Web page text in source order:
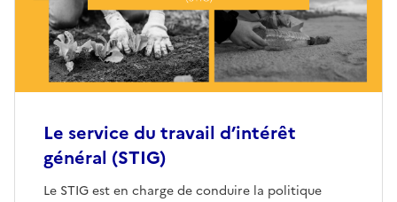
Le service du travail d’intérêt
général (STIG)
Le STIG est en charge de conduire la politique